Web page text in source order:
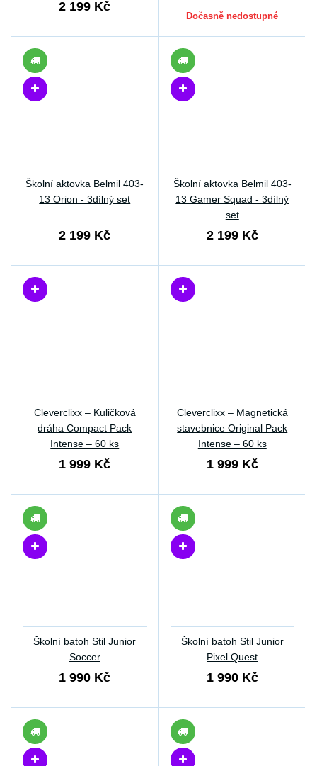
2 199 Kč
Dočasně nedostupné
Školní aktovka Belmil 403-
13 Orion - 3dílný set
2 199 Kč
Školní aktovka Belmil 403-
13 Gamer Squad - 3dílný
set
2 199 Kč
Cleverclixx – Kuličková
dráha Compact Pack
Intense – 60 ks
1 999 Kč
Cleverclixx – Magnetická
stavebnice Original Pack
Intense – 60 ks
1 999 Kč
Školní batoh Stil Junior
Soccer
1 990 Kč
Školní batoh Stil Junior
Pixel Quest
1 990 Kč